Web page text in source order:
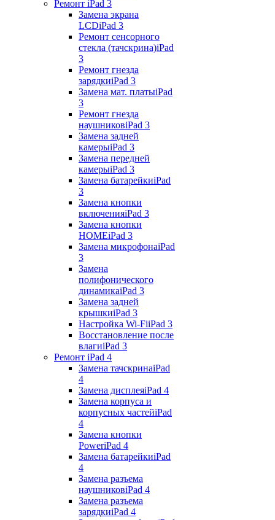
Ремонт iPad 3
Замена экрана
LCDiPad 3
Ремонт сенсорного
стекла (тачскрина)iPad
3
Ремонт гнезда
зарядкиiPad 3
Замена мат. платыiPad
3
Ремонт гнезда
наушниковiPad 3
Замена задней
камерыiPad 3
Замена передней
камерыiPad 3
Замена батарейкиiPad
3
Замена кнопки
включенияiPad 3
Замена кнопки
HOMEiPad 3
Замена микрофонаiPad
3
Замена
полифонического
динамикаiPad 3
Замена задней
крышкиiPad 3
Настройка Wi-FiiPad 3
Восстановление после
влагиiPad 3
Ремонт iPad 4
Замена тачскринаiPad
4
Замена дисплеяiPad 4
Замена корпуса и
корпусных частейiPad
4
Замена кнопки
PoweriPad 4
Замена батарейкиiPad
4
Замена разъема
наушниковiPad 4
Замена разъема
зарядкиiPad 4